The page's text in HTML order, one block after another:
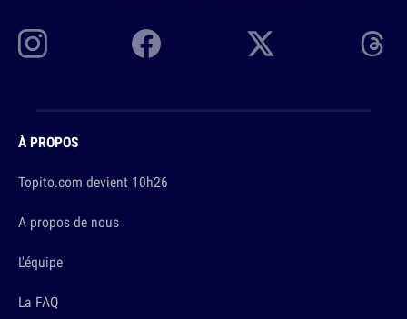
À PROPOS
Topito.com devient 10h26
A propos de nous
L'équipe
La FAQ